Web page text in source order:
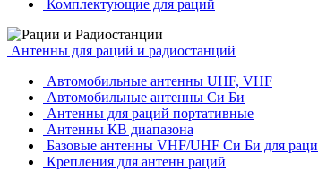
Комплектующие для раций
Антенны для раций и радиостанций
Автомобильные антенны UHF, VHF
Автомобильные антенны Си Би
Антенны для раций портативные
Антенны КВ диапазона
Базовые антенны VHF/UHF Си Би для
Крепления для антенн раций